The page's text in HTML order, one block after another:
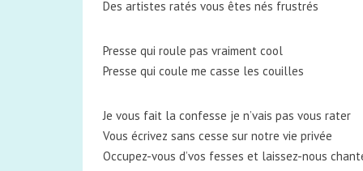
Des artistes ratés vous êtes nés frustrés
Presse qui roule pas vraiment cool
Presse qui coule me casse les couilles
Je vous fait la confesse je n’vais pas vous rater
Vous écrivez sans cesse sur notre vie privée
Occupez-vous d’vos fesses et laissez-nous